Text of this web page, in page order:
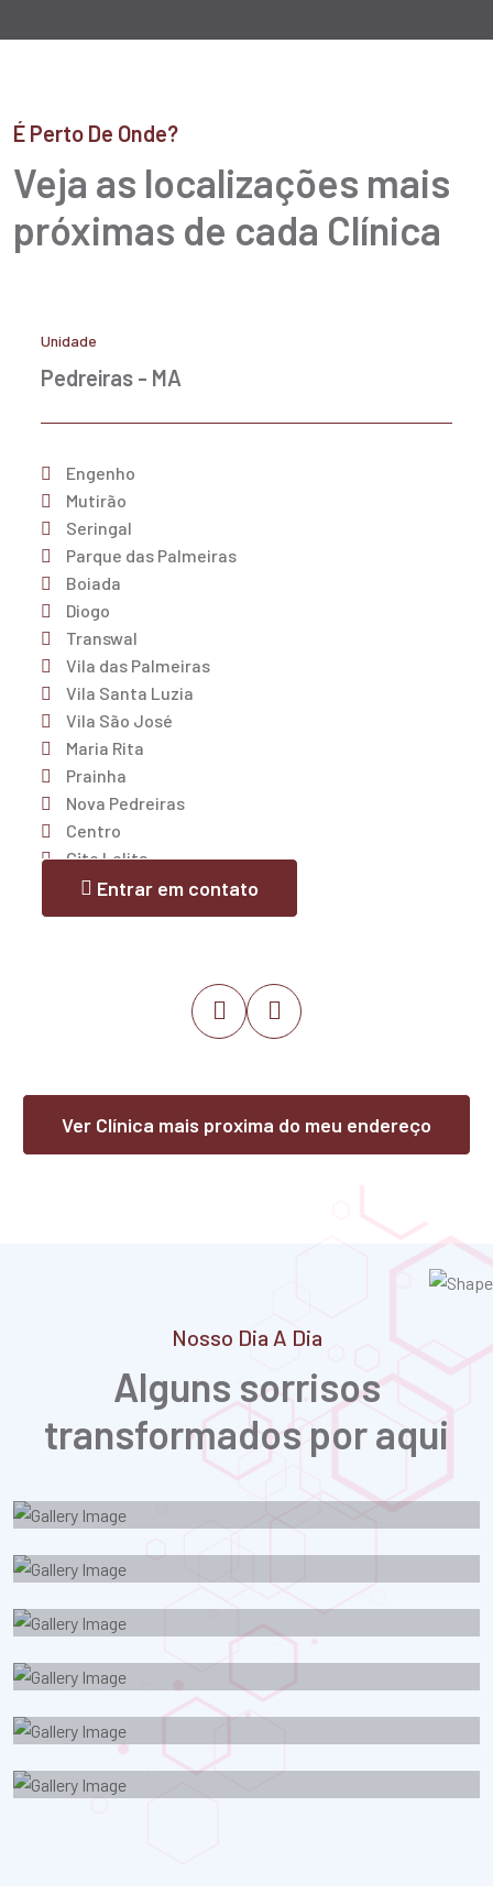
É Perto De Onde?
Veja as localizações mais
próximas de cada Clínica
Unidade
Pedreiras - MA
Engenho
Mutirão
Seringal
Parque das Palmeiras
Boiada
Diogo
Transwal
Vila das Palmeiras
Vila Santa Luzia
Vila São José
Maria Rita
Prainha
Nova Pedreiras
Centro
Cjto Lolita
Trizidela
Joselândia
Lago dos Rodrigues
Poção de Pedras
Independência
Entrar em contato
Ver Clínica mais proxima do meu endereço
Nosso Dia A Dia
Alguns sorrisos
transformados por aqui